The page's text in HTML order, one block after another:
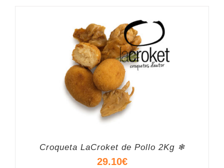
Croqueta LaCroket de Pollo 2Kg ❄
29.10€